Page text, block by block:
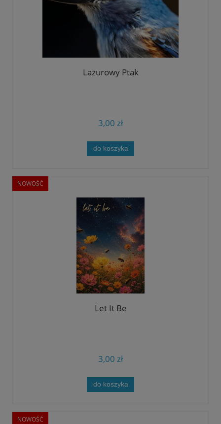
Lazurowy Ptak
3,00 zł
do koszyka
Let It Be
3,00 zł
do koszyka
NOWOŚĆ
NOWOŚĆ